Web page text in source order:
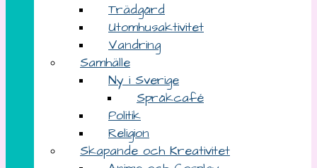
Trädgård
Utomhusaktivitet
Vandring
Samhälle
Ny i Sverige
Språkcafé
Politik
Religion
Skapande och Kreativitet